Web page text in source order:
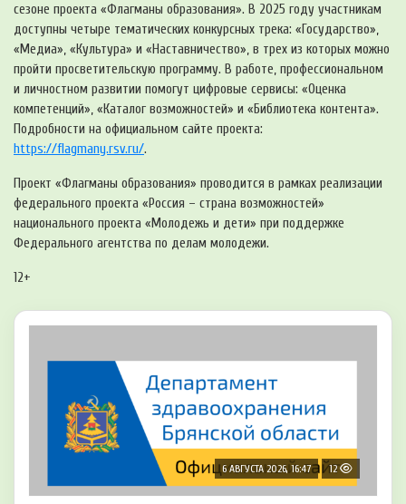
сезоне проекта «Флагманы образования». В 2025 году участникам
доступны четыре тематических конкурсных трека: «Государство»,
«Медиа», «Культура» и «Наставничество», в трех из которых можно
пройти просветительскую программу. В работе, профессиональном
и личностном развитии помогут цифровые сервисы: «Оценка
компетенций», «Каталог возможностей» и «Библиотека контента».
Подробности на официальном сайте проекта:
https://flagmany.rsv.ru/.
Проект «Флагманы образования» проводится в рамках реализации
федерального проекта «Россия – страна возможностей»
национального проекта «Молодежь и дети» при поддержке
Федерального агентства по делам молодежи.
12+
6 АВГУСТА 2026, 16:47 12